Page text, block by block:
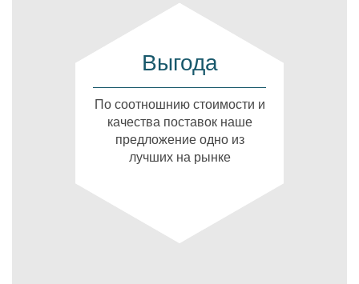
Выгода
По соотношнию стоимости и
качества поставок наше
предложение одно из
лучших на рынке